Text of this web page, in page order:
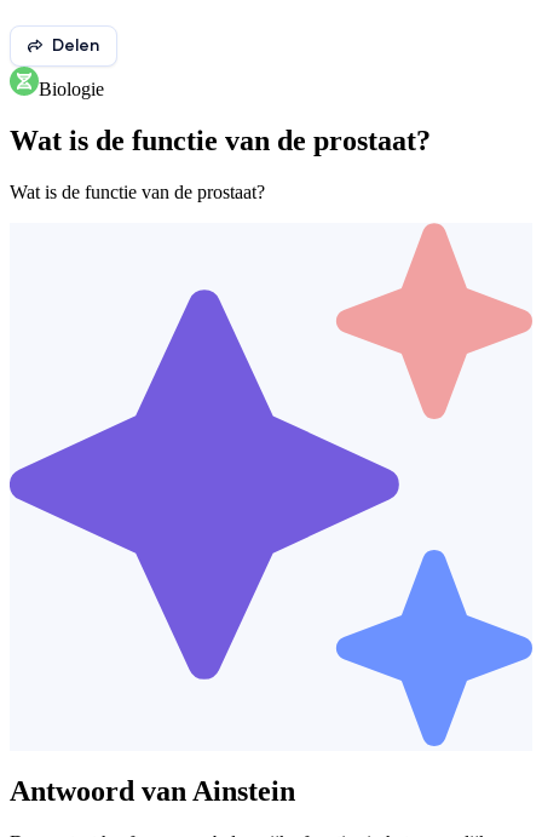
Delen
Biologie
Wat is de functie van de prostaat?
Wat is de functie van de prostaat?
Antwoord van Ainstein